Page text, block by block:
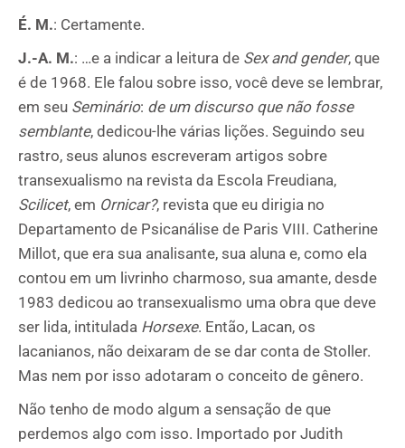
É. M.: Certamente.
J.-A. M.: …e a indicar a leitura de Sex and gender, que
é de 1968. Ele falou sobre isso, você deve se lembrar,
em seu Seminário: de um discurso que não fosse
semblante, dedicou-lhe várias lições. Seguindo seu
rastro, seus alunos escreveram artigos sobre
transexualismo na revista da Escola Freudiana,
Scilicet, em Ornicar?, revista que eu dirigia no
Departamento de Psicanálise de Paris VIII. Catherine
Millot, que era sua analisante, sua aluna e, como ela
contou em um livrinho charmoso, sua amante, desde
1983 dedicou ao transexualismo uma obra que deve
ser lida, intitulada Horsexe. Então, Lacan, os
lacanianos, não deixaram de se dar conta de Stoller.
Mas nem por isso adotaram o conceito de gênero.
Não tenho de modo algum a sensação de que
perdemos algo com isso. Importado por Judith